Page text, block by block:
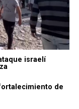
israelí
de